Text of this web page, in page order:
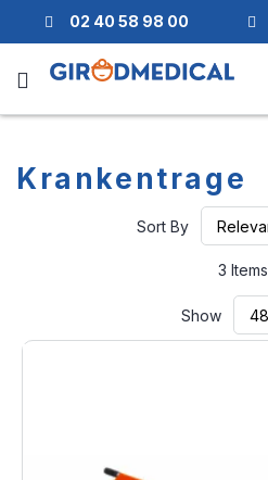
02 40 58 98 00
Krankentrage
Sort By
3 Items
Show